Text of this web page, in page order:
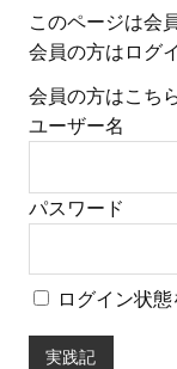
このページは会
会員の方はログ
会員の方はこち
ユーザー名
パスワード
ログイン状
実践記